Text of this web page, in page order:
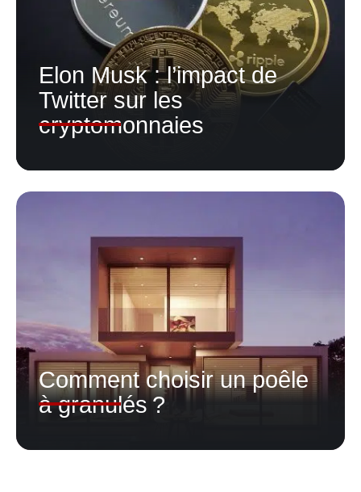
Elon Musk : l’impact de
Twitter sur les
cryptomonnaies
Comment choisir un poêle
à granulés ?